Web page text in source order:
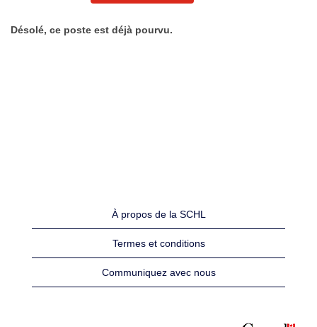
Désolé, ce poste est déjà pourvu.
À propos de la SCHL
Termes et conditions
Communiquez avec nous